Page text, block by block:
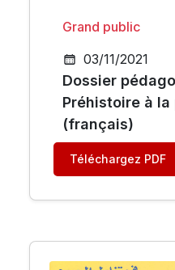
Grand public
03/11/2021
Dossier
Préhistoire à
(français)
Téléchargez PDF